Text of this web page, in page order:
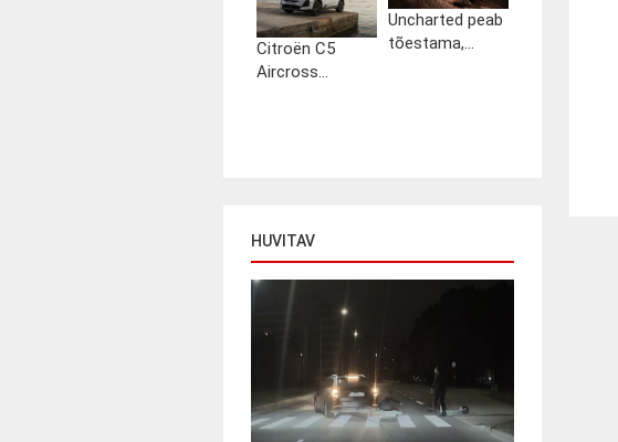
Citroën C5
Aircross...
Uncharted peab
tõestama,...
HUVITAV